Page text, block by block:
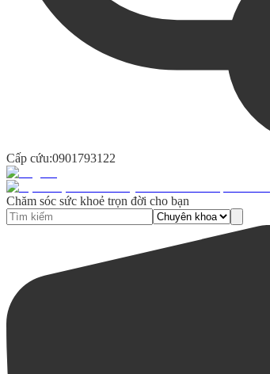
Cấp cứu:0901793122
Chăm sóc sức khoẻ trọn đời cho bạn